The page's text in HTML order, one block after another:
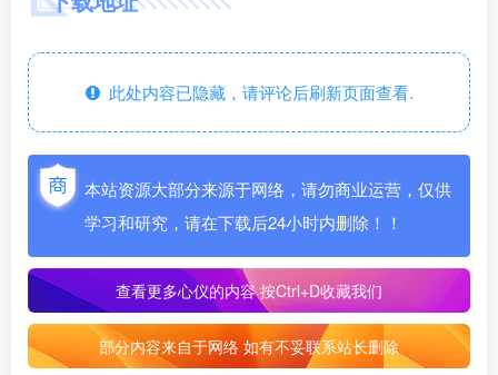
此处内容已隐藏，请评论后刷新页面查看.
本站资源大部分来源于网络，请勿商业运营，仅供
学习和研究，请在下载后24小时内删除！！
查看更多心仪的内容按Ctrl+D收藏我们
部分内容来自于网络 如有不妥联系站长删除